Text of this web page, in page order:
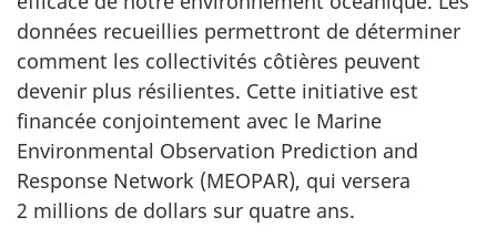
données recueillies permettront de déterminer
comment les collectivités côtières peuvent
devenir plus résilientes. Cette initiative est
financée conjointement avec le Marine
Environmental Observation Prediction and
Response Network (MEOPAR), qui versera
2 millions de dollars sur quatre ans.